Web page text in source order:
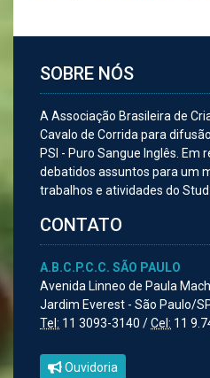
SOBRE NÓS
A Associação Brasileira de
Cavalo de Corrida para
PSI - Puro Sangue Inglês. Em
debatidos assuntos para um
trabalhos e atividades do Stud
CONTATO
A.B.C.P.C.C. SÃO PAULO
Avenida Linneo de Paula
Jardim Everest - São Paulo/
Tel: 11 3093-3140 /Cel: 11
Ouvidoria